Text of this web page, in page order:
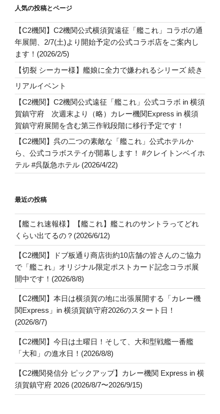
人気の投稿とページ
【C2機関】C2機関公式横須賀遠征「艦これ」コラボの通
年展開、2/7(土)より開始予定の公式コラボ店をご案内し
ます！(2026/2/5)
【切裂 シーカー様】艦娘に全力で嫌われるシリーズ 続き
リアルイベント
【C2機関】C2機関公式遠征「艦これ」公式コラボ in 横須
賀鎮守府 次週末より（略）カレー機関Express in 横須
賀鎮守府展開を含む第三作戦段階に移行予定です！
【C2機関】呉の二つの素敵な「艦これ」公式ホテルか
ら、公式コラボステイが開幕します！ #クレイトンベイホ
テル #呉阪急ホテル (2026/4/22)
最近の投稿
【艦これ速報様】【艦これ】艦これのサントラってどれ
くらい出てるの？(2026/6/12)
【C2機関】ドブ板通り商店街約10店舗の皆さんのご協力
で「艦これ」オリジナル限定ポストカード記念コラボ展
開中です！(2026/8/8)
【C2機関】本日は横須賀の地に出張展開する「カレー機
関Express」in 横須賀鎮守府2026のスタート日！
(2026/8/7)
【C2機関】今日は土曜日！そして、大和型戦艦一番艦
「大和」の進水日！(2026/8/8)
【C2機関発信分 ピックアップ】カレー機関 Express in 横
須賀鎮守府 2026 (2026/8/7〜2026/9/15)